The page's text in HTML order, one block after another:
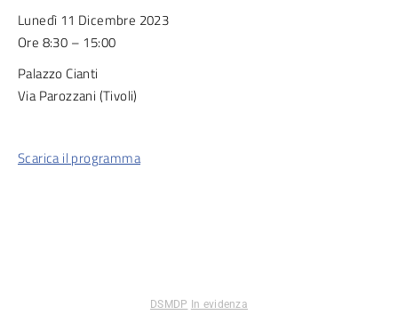
Lunedì 11 Dicembre 2023
Ore 8:30 – 15:00
Palazzo Cianti
Via Parozzani (Tivoli)
Scarica il programma
DSMDP In evidenza